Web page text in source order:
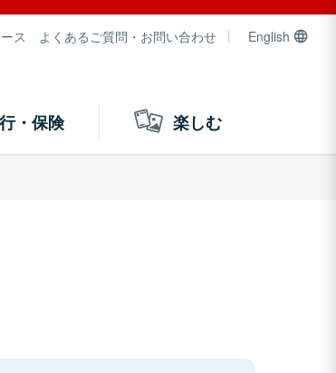
ス よくあるご質問・お問い合わせ English
・保険 楽しむ